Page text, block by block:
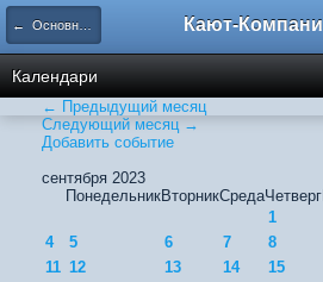
← Основной календарь
Календари
← Предыдущий месяц
Следующий месяц →
Добавить событие
сентября 2023
ПонедельникВторникСредаЧетверг
1
4
5 6 7 8
11 12 13 14 15